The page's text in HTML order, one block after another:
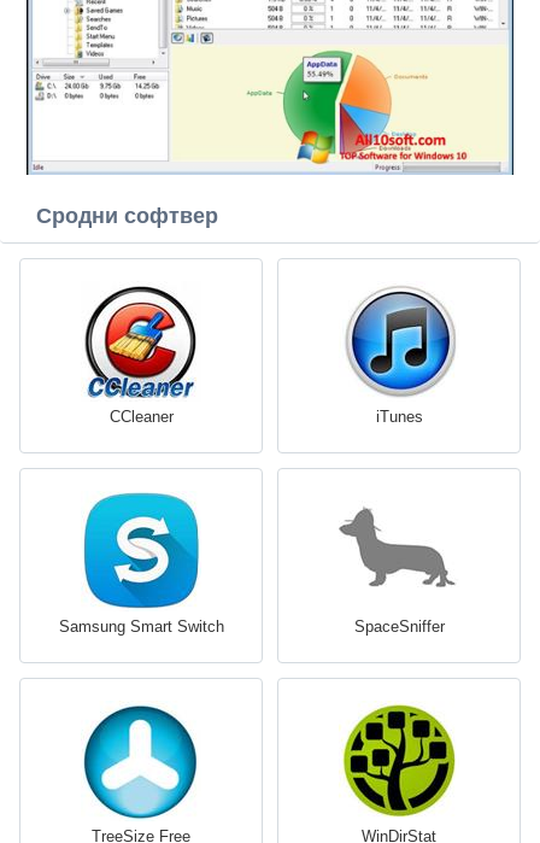
Сродни софтвер
CCleaner iTunes
Samsung Smart Switch SpaceSniffer
TreeSize Free WinDirStat